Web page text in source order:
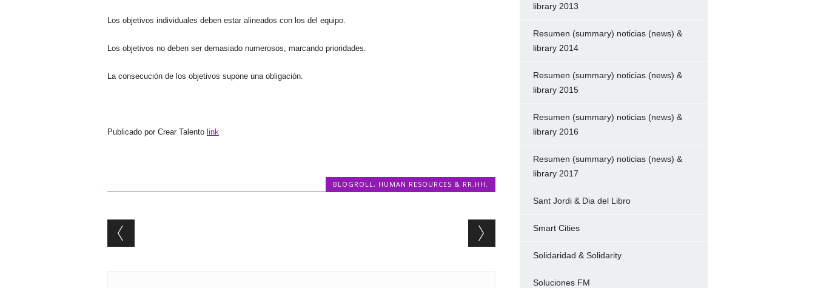
Los objetivos individuales deben estar alineados con los del equipo.
Los objetivos no deben ser demasiado numerosos, marcando prioridades.
La consecución de los objetivos supone una obligación.
Publicado por Crear Talento link
BLOGROLL, HUMAN RESOURCES & RR.HH.
Post navigation
library 2013
Resumen (summary) noticias (news) &
library 2014
Resumen (summary) noticias (news) &
library 2015
Resumen (summary) noticias (news) &
library 2016
Resumen (summary) noticias (news) &
library 2017
Sant Jordi & Dia del Libro
Smart Cities
Solidaridad & Solidarity
Soluciones FM